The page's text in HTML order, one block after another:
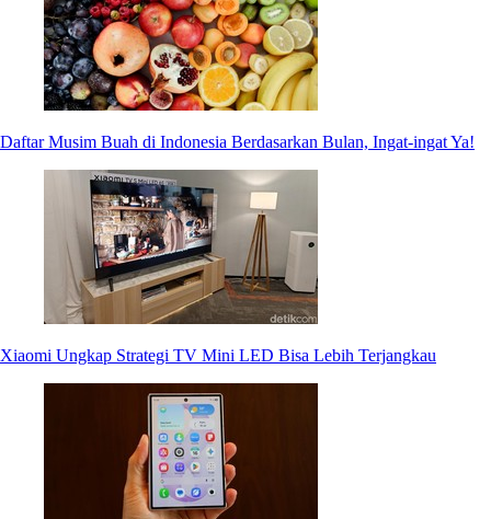
Daftar Musim Buah di Indonesia Berdasarkan Bulan, Ingat-ingat Ya!
Xiaomi Ungkap Strategi TV Mini LED Bisa Lebih Terjangkau